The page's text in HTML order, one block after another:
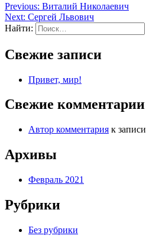
Previous: Виталий Николаевич
Next: Сергей Львович
Найти:
Свежие записи
Привет, мир!
Свежие комментарии
Автор комментария к записи
Архивы
Февраль 2021
Рубрики
Без рубрики